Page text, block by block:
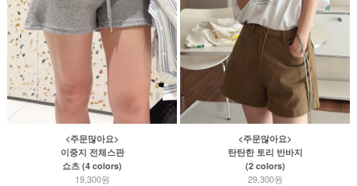
<주문많아요>
이중지 전체스판
쇼츠 (4 colors)
19,300원
<주문많아요>
탄탄한 토리 반바지
(2 colors)
29,300원